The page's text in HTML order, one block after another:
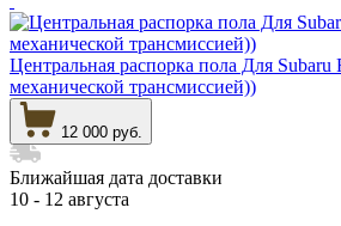
Центральная распорка пола Для Subaru
механической трансмиссией))
12 000 руб.
Ближайшая дата доставки
10 - 12 августа